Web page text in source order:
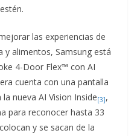
las experiencias de
y alimentos, Samsung está
4-Door Flex™ con AI
cuenta con una pantalla
nueva AI Vision Inside[3],
para reconocer hasta 33
y se sacan de la